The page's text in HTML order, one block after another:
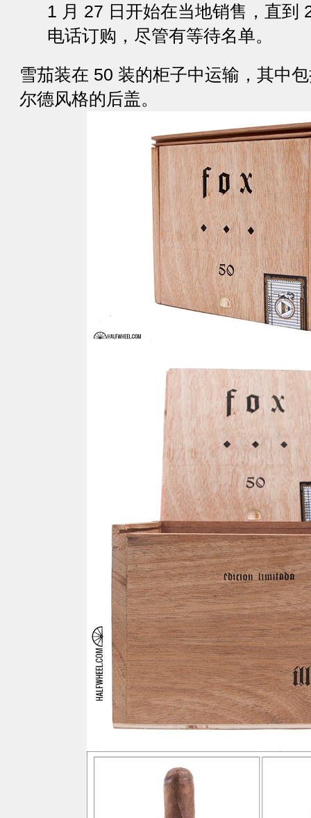
1 月 27 日开始在当地销售，直到
电话订购，尽管有等待名单。
雪茄装在 50 装的柜子中运输，其中
尔德风格的后盖。